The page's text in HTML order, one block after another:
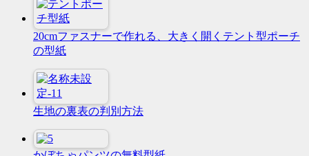
20cmファスナーで作れる、大きく開くテント型ポーチ
の型紙
生地の裏表の判別方法